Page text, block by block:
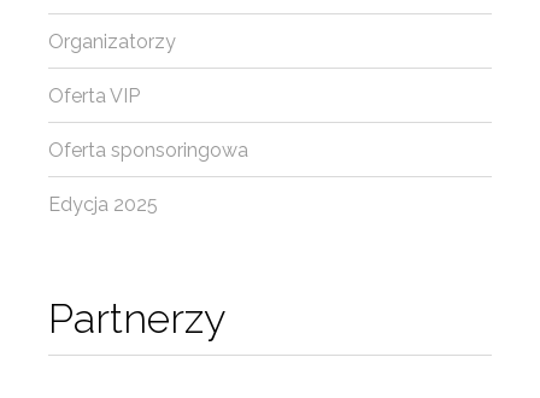
Partnerzy
Organizatorzy
Oferta VIP
Oferta sponsoringowa
Edycja 2025